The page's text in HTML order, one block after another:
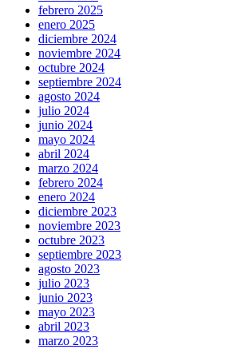
febrero 2025
enero 2025
diciembre 2024
noviembre 2024
octubre 2024
septiembre 2024
agosto 2024
julio 2024
junio 2024
mayo 2024
abril 2024
marzo 2024
febrero 2024
enero 2024
diciembre 2023
noviembre 2023
octubre 2023
septiembre 2023
agosto 2023
julio 2023
junio 2023
mayo 2023
abril 2023
marzo 2023